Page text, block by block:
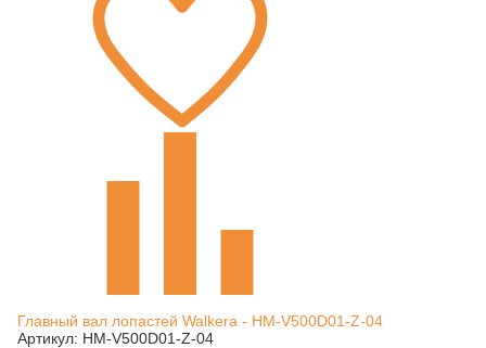
Главный вал лопастей Walkera - HM-V500D01-Z-04
Артикул: HM-V500D01-Z-04